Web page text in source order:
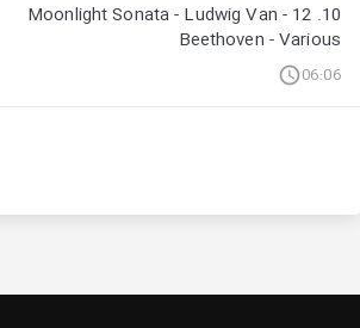
10. 12 - Moonlight Sonata - Ludwig Van
Beethoven - Various
06:06